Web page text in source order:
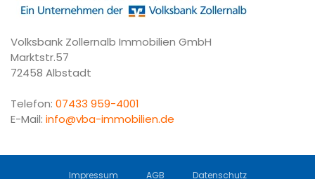
Volksbank Zollernalb Immobilien GmbH
Marktstr.57
72458 Albstadt
Telefon: 07433 959-4001
E-Mail: info@vba-immobilien.de
Impressum AGB Datenschutz